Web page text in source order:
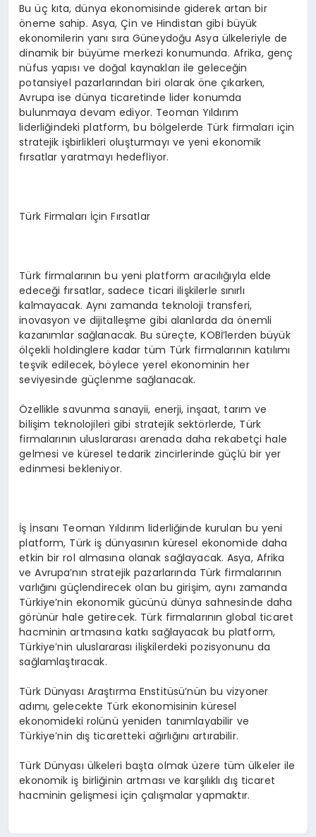
Bu üç kıta, dünya ekonomisinde giderek artan bir
öneme sahip. Asya, Çin ve Hindistan gibi büyük
ekonomilerin yanı sıra Güneydoğu Asya ülkeleriyle de
dinamik bir büyüme merkezi konumunda. Afrika, genç
nüfus yapısı ve doğal kaynakları ile geleceğin
potansiyel pazarlarından biri olarak öne çıkarken,
Avrupa ise dünya ticaretinde lider konumda
bulunmaya devam ediyor. Teoman Yıldırım
liderliğindeki platform, bu bölgelerde Türk firmaları için
stratejik işbirlikleri oluşturmayı ve yeni ekonomik
fırsatlar yaratmayı hedefliyor.
Türk Firmaları İçin Fırsatlar
Türk firmalarının bu yeni platform aracılığıyla elde
edeceği fırsatlar, sadece ticari ilişkilerle sınırlı
kalmayacak. Aynı zamanda teknoloji transferi,
inovasyon ve dijitalleşme gibi alanlarda da önemli
kazanımlar sağlanacak. Bu süreçte, KOBİ’lerden büyük
ölçekli holdinglere kadar tüm Türk firmalarının katılımı
teşvik edilecek, böylece yerel ekonominin her
seviyesinde güçlenme sağlanacak.
Özellikle savunma sanayii, enerji, inşaat, tarım ve
bilişim teknolojileri gibi stratejik sektörlerde, Türk
firmalarının uluslararası arenada daha rekabetçi hale
gelmesi ve küresel tedarik zincirlerinde güçlü bir yer
edinmesi bekleniyor.
İş İnsanı Teoman Yıldırım liderliğinde kurulan bu yeni
platform, Türk iş dünyasının küresel ekonomide daha
etkin bir rol almasına olanak sağlayacak. Asya, Afrika
ve Avrupa’nın stratejik pazarlarında Türk firmalarının
varlığını güçlendirecek olan bu girişim, aynı zamanda
Türkiye’nin ekonomik gücünü dünya sahnesinde daha
görünür hale getirecek. Türk firmalarının global ticaret
hacminin artmasına katkı sağlayacak bu platform,
Türkiye’nin uluslararası ilişkilerdeki pozisyonunu da
sağlamlaştıracak.
Türk Dünyası Araştırma Enstitüsü’nün bu vizyoner
adımı, gelecekte Türk ekonomisinin küresel
ekonomideki rolünü yeniden tanımlayabilir ve
Türkiye’nin dış ticaretteki ağırlığını artırabilir.
Türk Dünyası ülkeleri başta olmak üzere tüm ülkeler ile
ekonomik iş birliğinin artması ve karşılıklı dış ticaret
hacminin gelişmesi için çalışmalar yapmaktır.